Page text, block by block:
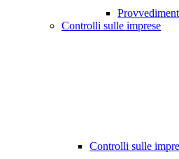
Controlli sulle imprese
Controlli sulle